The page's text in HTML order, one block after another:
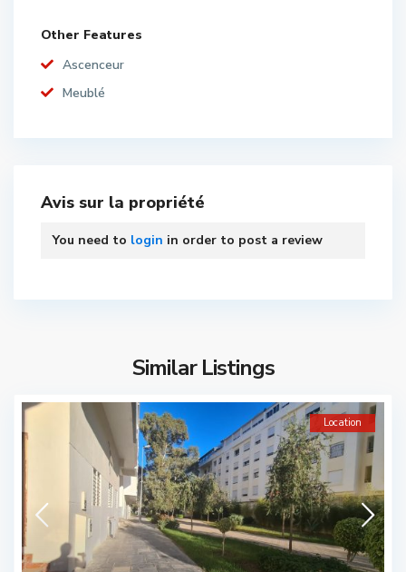
Other Features
Ascenceur
Meublé
Avis sur la propriété
You need to login in order to post a review
Similar Listings
Location